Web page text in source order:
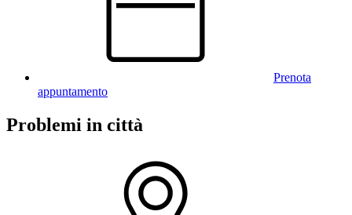
Prenota
appuntamento
Problemi in città